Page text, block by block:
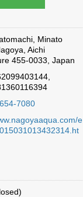
Minato
Aichi
455-0033, Japan
7080
e